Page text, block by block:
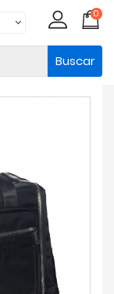
0
Buscar